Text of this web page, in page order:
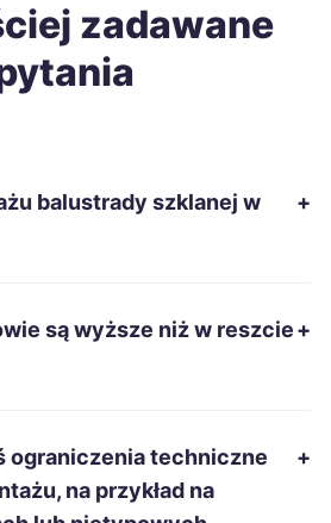
421 zł
424 zł
zadawane
balustrady szklanej w
+
są wyższe niż w reszcie+
ograniczenia techniczne
na przykład na
+